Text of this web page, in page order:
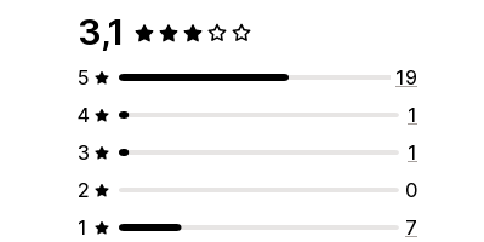
3,1
5
19
4
1
3
1
2
0
1
7